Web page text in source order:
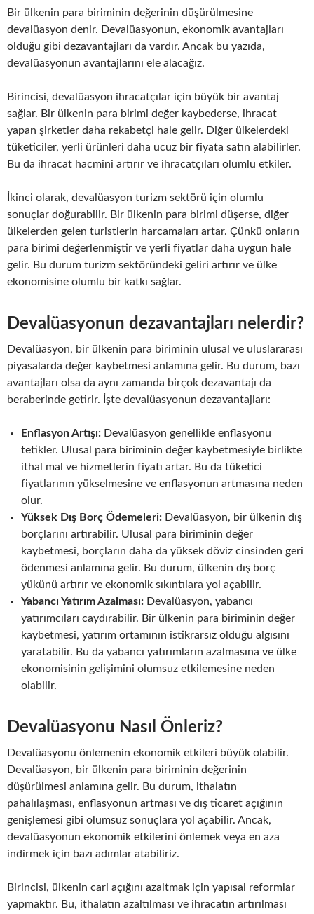
Bir ülkenin para biriminin değerinin düşürülmesine
devalüasyon denir. Devalüasyonun, ekonomik avantajları
olduğu gibi dezavantajları da vardır. Ancak bu yazıda,
devalüasyonun avantajlarını ele alacağız.
Birincisi, devalüasyon ihracatçılar için büyük bir avantaj
sağlar. Bir ülkenin para birimi değer kaybederse, ihracat
yapan şirketler daha rekabetçi hale gelir. Diğer ülkelerdeki
tüketiciler, yerli ürünleri daha ucuz bir fiyata satın alabilirler.
Bu da ihracat hacmini artırır ve ihracatçıları olumlu etkiler.
İkinci olarak, devalüasyon turizm sektörü için olumlu
sonuçlar doğurabilir. Bir ülkenin para birimi düşerse, diğer
ülkelerden gelen turistlerin harcamaları artar. Çünkü onların
para birimi değerlenmiştir ve yerli fiyatlar daha uygun hale
gelir. Bu durum turizm sektöründeki geliri artırır ve ülke
ekonomisine olumlu bir katkı sağlar.
Devalüasyonun dezavantajları nelerdir?
Devalüasyon, bir ülkenin para biriminin ulusal ve uluslararası
piyasalarda değer kaybetmesi anlamına gelir. Bu durum, bazı
avantajları olsa da aynı zamanda birçok dezavantajı da
beraberinde getirir. İşte devalüasyonun dezavantajları:
Enflasyon Artışı: Devalüasyon genellikle enflasyonu
tetikler. Ulusal para biriminin değer kaybetmesiyle birlikte
ithal mal ve hizmetlerin fiyatı artar. Bu da tüketici
fiyatlarının yükselmesine ve enflasyonun artmasına neden
olur.
Yüksek Dış Borç Ödemeleri: Devalüasyon, bir ülkenin dış
borçlarını artırabilir. Ulusal para biriminin değer
kaybetmesi, borçların daha da yüksek döviz cinsinden geri
ödenmesi anlamına gelir. Bu durum, ülkenin dış borç
yükünü artırır ve ekonomik sıkıntılara yol açabilir.
Yabancı Yatırım Azalması: Devalüasyon, yabancı
yatırımcıları caydırabilir. Bir ülkenin para biriminin değer
kaybetmesi, yatırım ortamının istikrarsız olduğu algısını
yaratabilir. Bu da yabancı yatırımların azalmasına ve ülke
ekonomisinin gelişimini olumsuz etkilemesine neden
olabilir.
Devalüasyonu Nasıl Önleriz?
Devalüasyonu önlemenin ekonomik etkileri büyük olabilir.
Devalüasyon, bir ülkenin para biriminin değerinin
düşürülmesi anlamına gelir. Bu durum, ithalatın
pahalılaşması, enflasyonun artması ve dış ticaret açığının
genişlemesi gibi olumsuz sonuçlara yol açabilir. Ancak,
devalüasyonun ekonomik etkilerini önlemek veya en aza
indirmek için bazı adımlar atabiliriz.
Birincisi, ülkenin cari açığını azaltmak için yapısal reformlar
yapmaktır. Bu, ithalatın azaltılması ve ihracatın artırılması